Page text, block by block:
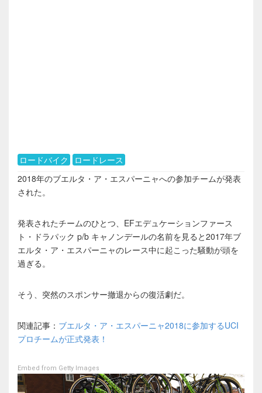
ロードバイク
ロードレース
2018年のブエルタ・ア・エスパーニャへの参加チームが発表
された。
発表されたチームのひとつ、EFエデュケーションファース
ト・ドラパック p/b キャノンデールの名前を見ると2017年ブ
エルタ・ア・エスパーニャのレース中に起こった騒動が頭を
過ぎる。
そう、突然のスポンサー撤退からの復活劇だ。
関連記事： ブエルタ・ア・エスパーニャ2018に参加するUCI
プロチームが正式発表！
Embed from Getty Images